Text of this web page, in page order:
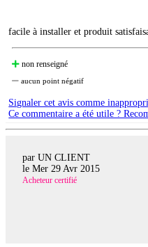
facile à installer et produit
non renseigné
aucun point négatif
Signaler cet avis comme
Ce commentaire a été utile ?
par UN CLIENT
le Mer 29 Avr 2015
Acheteur certifié